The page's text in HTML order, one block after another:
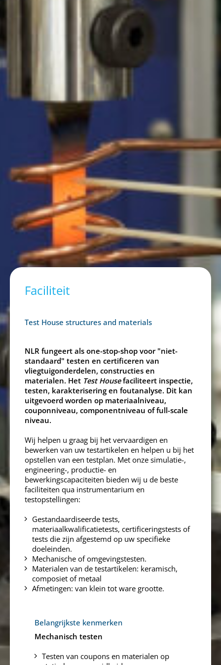
Faciliteit
Test House structures and materials
NLR fungeert als one-stop-shop voor "niet-
standaard" testen en certificeren van
vliegtuigonderdelen, constructies en
materialen. Het Test Housefaciliteert inspectie,
testen, karakterisering en foutanalyse. Dit kan
uitgevoerd worden op materiaalniveau,
couponniveau, componentniveau of full-scale
niveau.
Wij helpen u graag bij het vervaardigen en
bewerken van uw testartikelen en helpen u bij het
opstellen van een testplan. Met onze simulatie-,
engineering-, productie- en
bewerkingscapaciteiten bieden wij u de beste
faciliteiten qua instrumentarium en
testopstellingen:
Gestandaardiseerde tests,
materiaalkwalificatietests, certificeringstests of
tests die zijn afgestemd op uw specifieke
doeleinden.
Mechanische of omgevingstesten.
Materialen van de testartikelen: keramisch,
composiet of metaal
Afmetingen: van klein tot ware grootte.
Belangrijkste kenmerken
Mechanisch testen
Testen van coupons en materialen op